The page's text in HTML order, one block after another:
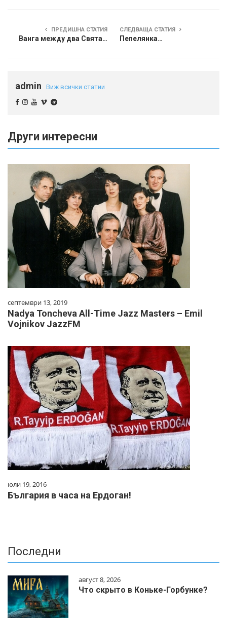
ПРЕДИШНА СТАТИЯ
Ванга между два Свята…
СЛЕДВАЩА СТАТИЯ
Пепелянка…
admin Виж всички статии
Други интересни
септември 13, 2019
Nadya Toncheva All-Time Jazz Masters – Emil
Vojnikov JazzFM
юли 19, 2016
България в часа на Ердоган!
Последни
август 8, 2026
Что скрыто в Коньке-Горбунке?